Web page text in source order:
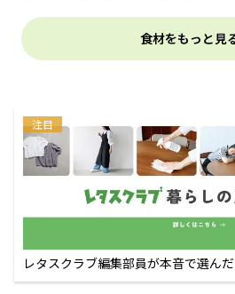
食材をもっと見
注目
レタスクラブ編集部員が本音で選ん